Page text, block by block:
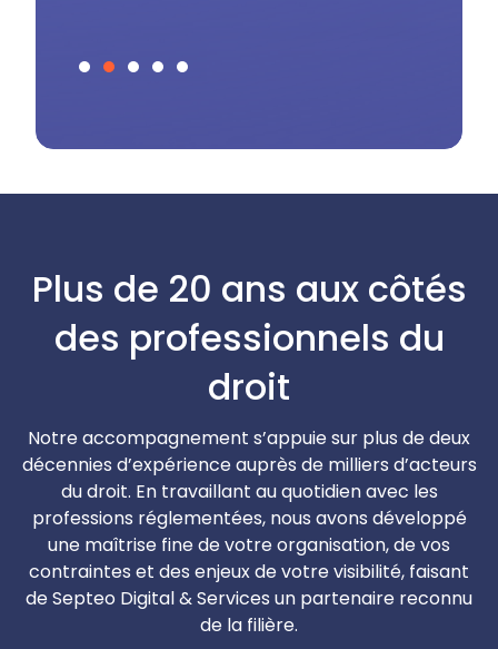
Slide 3 of 5.
Plus de 20 ans aux côtés
des professionnels du
droit
Notre accompagnement s’appuie sur plus de deux
décennies d’expérience auprès de milliers d’acteurs
du droit. En travaillant au quotidien avec les
professions réglementées, nous avons développé
une maîtrise fine de votre organisation, de vos
contraintes et des enjeux de votre visibilité, faisant
de Septeo Digital & Services un partenaire reconnu
de la filière.